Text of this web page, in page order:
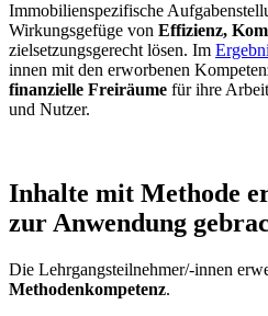
Immobilienspezifische
Wirkungsgefüge von Effizienz,
zielsetzungsgerecht lösen. Im
innen mit den erworbenen
finanzielle Freiräume für ihre
und Nutzer.
Inhalte mit Methode
zur Anwendung
Die Lehrgangsteilnehmer/-innen
Methodenkompetenz.